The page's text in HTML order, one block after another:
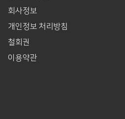
회사정보
개인정보 처리방침
철회권
이용약관